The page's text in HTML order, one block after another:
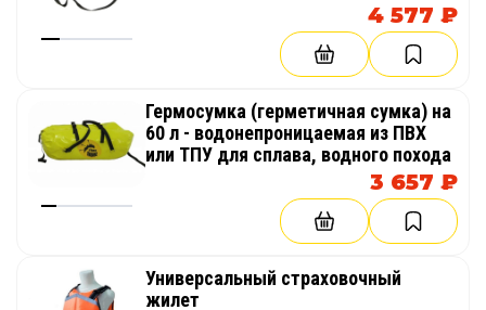
4 577 ₽
Гермосумка (герметичная сумка) на
60 л - водонепроницаемая из ПВХ
или ТПУ для сплава, водного похода
3 657 ₽
Универсальный страховочный
жилет